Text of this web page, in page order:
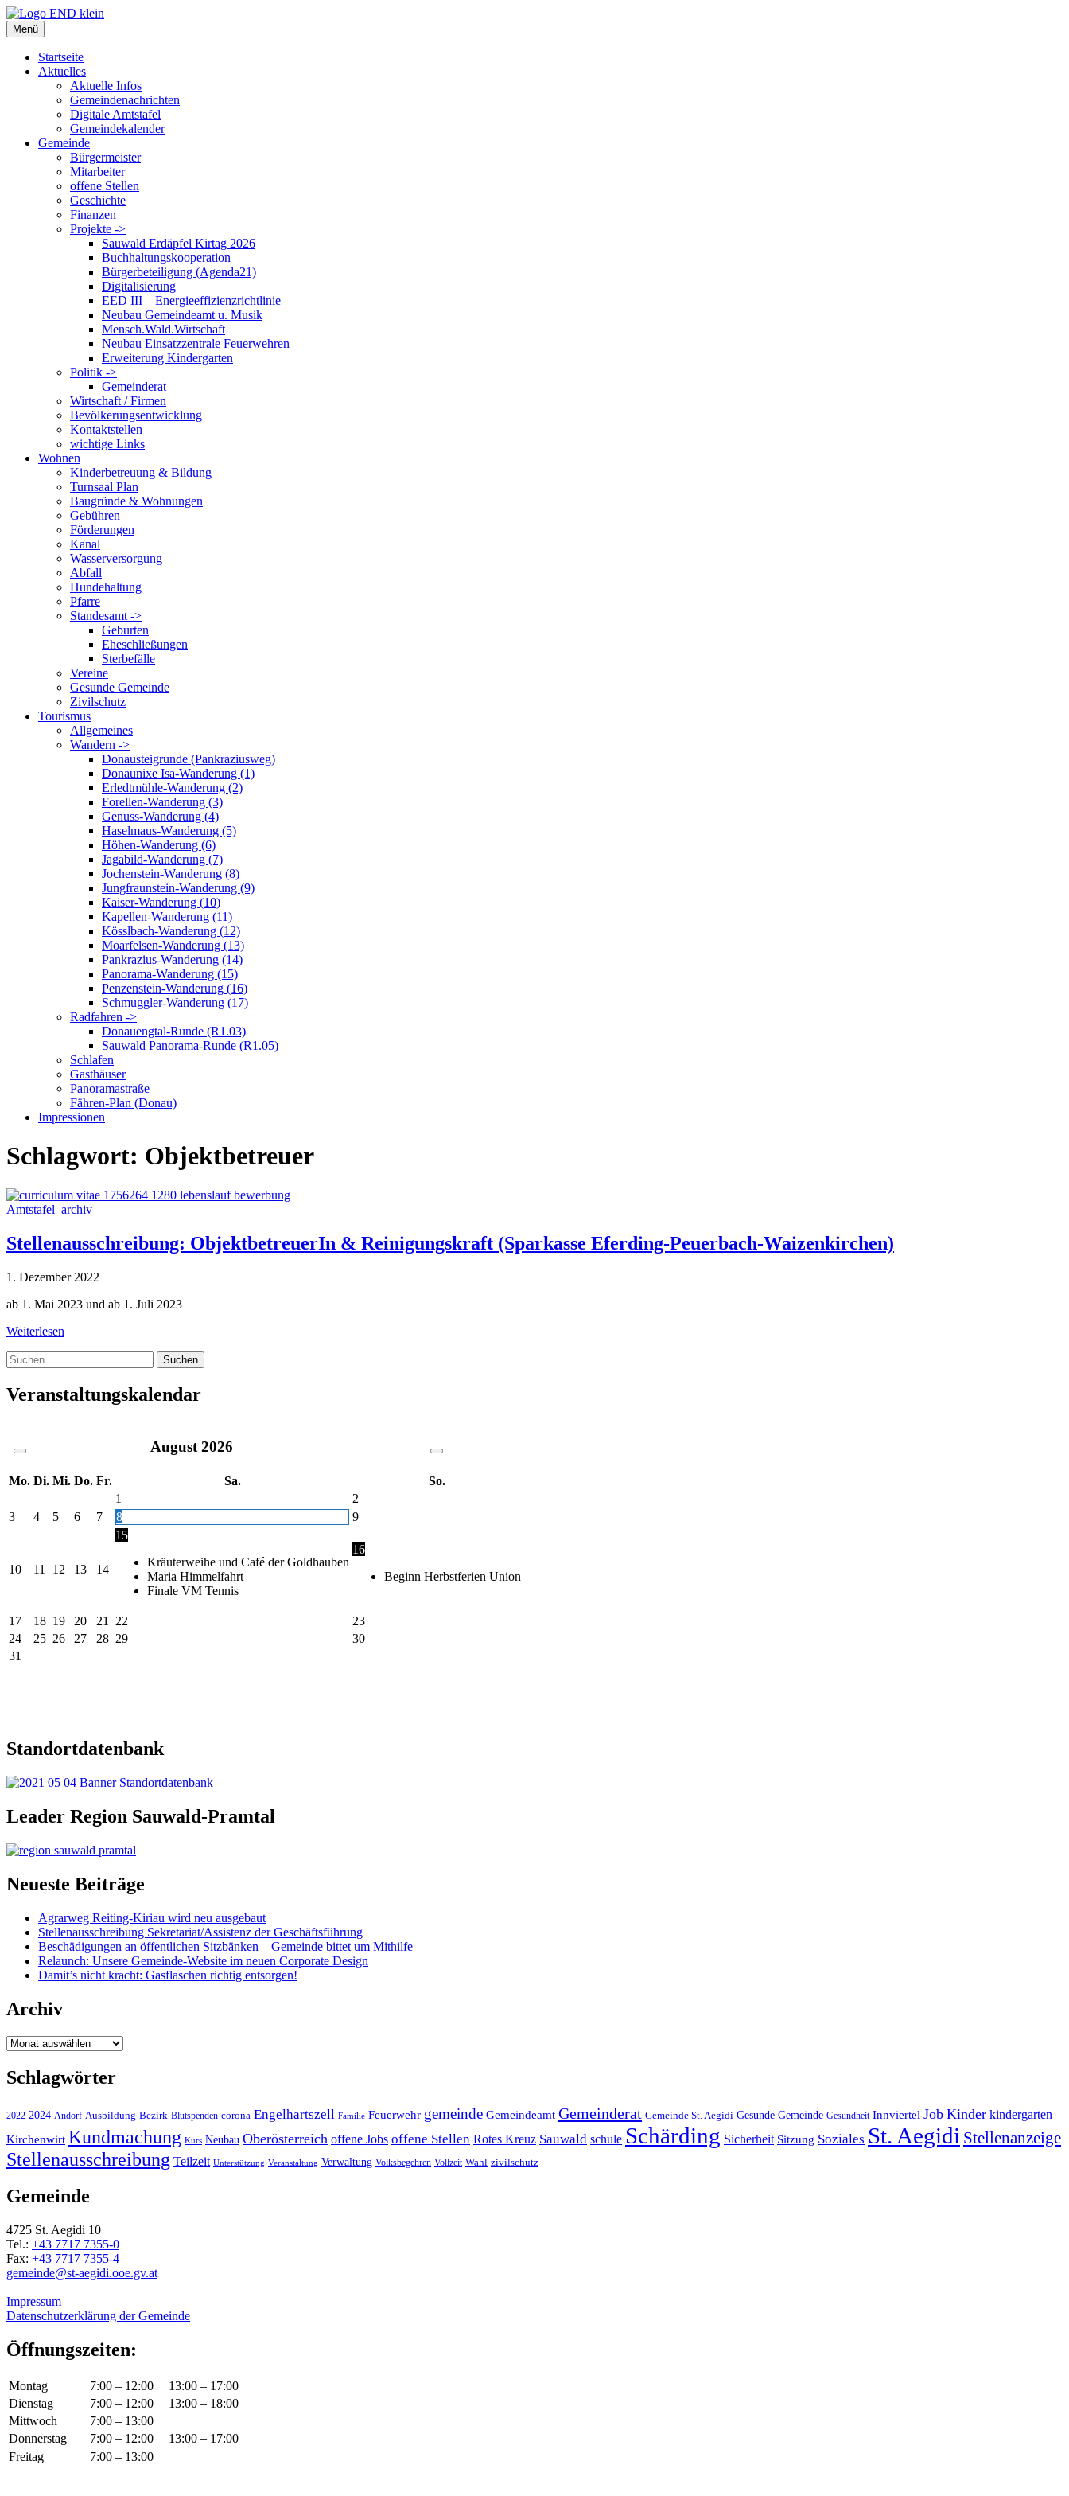
Zum
Inhalt
springen
Menü
Startseite
Aktuelles
Aktuelle Infos
Gemeindenachrichten
Digitale Amtstafel
Gemeindekalender
Gemeinde
Bürgermeister
Mitarbeiter
offene Stellen
Geschichte
Finanzen
Projekte ->
Sauwald Erdäpfel Kirtag 2026
Buchhaltungskooperation
Bürgerbeteiligung (Agenda21)
Digitalisierung
EED III – Energieeffizienzrichtlinie
Neubau Gemeindeamt u. Musik
Mensch.Wald.Wirtschaft
Neubau Einsatzzentrale Feuerwehren
Erweiterung Kindergarten
Politik ->
Gemeinderat
Wirtschaft / Firmen
Bevölkerungsentwicklung
Kontaktstellen
wichtige Links
Wohnen
Kinderbetreuung & Bildung
Turnsaal Plan
Baugründe & Wohnungen
Gebühren
Förderungen
Kanal
Wasserversorgung
Abfall
Hundehaltung
Pfarre
Standesamt ->
Geburten
Eheschließungen
Sterbefälle
Vereine
Gesunde Gemeinde
Zivilschutz
Tourismus
Allgemeines
Wandern ->
Donausteigrunde (Pankraziusweg)
Donaunixe Isa-Wanderung (1)
Erledtmühle-Wanderung (2)
Forellen-Wanderung (3)
Genuss-Wanderung (4)
Haselmaus-Wanderung (5)
Höhen-Wanderung (6)
Jagabild-Wanderung (7)
Jochenstein-Wanderung (8)
Jungfraunstein-Wanderung (9)
Kaiser-Wanderung (10)
Kapellen-Wanderung (11)
Kösslbach-Wanderung (12)
Moarfelsen-Wanderung (13)
Pankrazius-Wanderung (14)
Panorama-Wanderung (15)
Penzenstein-Wanderung (16)
Schmuggler-Wanderung (17)
Radfahren ->
Donauengtal-Runde (R1.03)
Sauwald Panorama-Runde (R1.05)
Schlafen
Gasthäuser
Panoramastraße
Fähren-Plan (Donau)
Impressionen
Schlagwort: Objektbetreuer
Amtstafel_archiv
Stellenausschreibung: ObjektbetreuerIn & Reinigungskraft (Sparkasse Eferding-Peuerbach-Waizenkirchen)
1. Dezember 2022
ab 1. Mai 2023 und ab 1. Juli 2023
Weiterlesen
Suche
nach:
Veranstaltungskalendar
August 2026
Mo. Di. Mi. Do. Fr. Sa.
So.
1
2
3
4 5 6 7 8 9
10 11 12 13 14
15
Kräuterweihe und Café der Goldhauben
Maria Himmelfahrt
Finale VM Tennis
16
Beginn Herbstferien Union
17 18 19 20 21 22
23
24
25 26 27 28 29
30
31
Standortdatenbank
Leader Region Sauwald-Pramtal
Neueste Beiträge
Agrarweg Reiting-Kiriau wird neu ausgebaut
Stellenausschreibung Sekretariat/Assistenz der Geschäftsführung
Beschädigungen an öffentlichen Sitzbänken – Gemeinde bittet um Mithilfe
Relaunch: Unsere Gemeinde-Website im neuen Corporate Design
Damit’s nicht kracht: Gasflaschen richtig entsorgen!
Archiv
Archiv
Schlagwörter
2022 2024 Andorf Ausbildung Bezirk Blutspenden corona Engelhartszell Familie Feuerwehr gemeinde Gemeindeamt Gemeinderat Gemeinde St. Aegidi Gesunde Gemeinde Gesundheit Innviertel Job Kinder kindergarten
Kirchenwirt Kundmachung Kurs Neubau Oberösterreich offene Jobs offene Stellen Rotes Kreuz Sauwald schule Schärding Sicherheit Sitzung Soziales St. Aegidi Stellenanzeige
Stellenausschreibung Teilzeit Unterstützung Veranstaltung Verwaltung Volksbegehren Vollzeit Wahl zivilschutz
Gemeinde
4725 St. Aegidi 10
Tel.: +43 7717 7355-0
Fax: +43 7717 7355-4
gemeinde@st-aegidi.ooe.gv.at
Impressum
Datenschutzerklärung der Gemeinde
Öffnungszeiten:
Montag 7:00 – 12:00
13:00 – 17:00
Dienstag
7:00 – 12:00
13:00 – 18:00
Mittwoch
7:00 – 13:00
Donnerstag
7:00 – 12:00
13:00 – 17:00
Freitag
7:00 – 13:00